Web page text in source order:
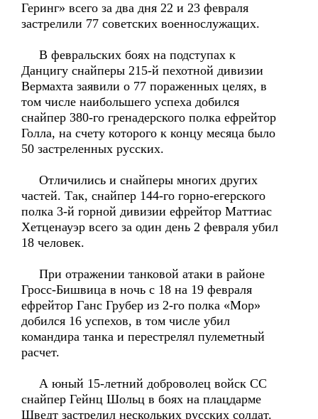
Геринг» всего за два дня 22 и 23 февраля
застрелили 77 советских военнослужащих.
В февральских боях на подступах к
Данцигу снайперы 215-й пехотной дивизии
Вермахта заявили о 77 пораженных целях, в
том числе наибольшего успеха добился
снайпер 380-го гренадерского полка ефрейтор
Голла, на счету которого к концу месяца было
50 застреленных русских.
Отличились и снайперы многих других
частей. Так, снайпер 144-го горно-егерского
полка 3-й горной дивизии ефрейтор Маттиас
Хетценауэр всего за один день 2 февраля убил
18 человек.
При отражении танковой атаки в районе
Гросс-Бишвица в ночь с 18 на 19 февраля
ефрейтор Ганс Грубер из 2-го полка «Мор»
добился 16 успехов, в том числе убил
командира танка и перестрелял пулеметный
расчет.
А юный 15-летний доброволец войск СС
снайпер Гейнц Шольц в боях на плацдарме
Шведт застрелил нескольких русских солдат.